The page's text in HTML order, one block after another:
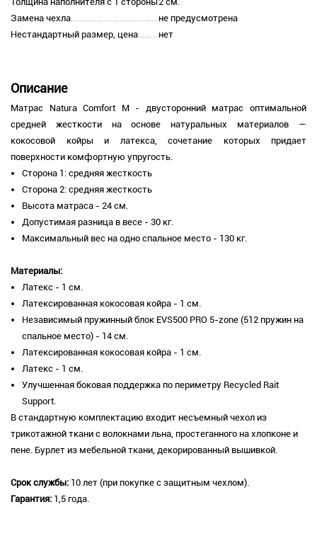
Замена чехла
не предусмотрена
Нестандартный размер, цена
нет
Описание
Матрас Natura Comfort М - двусторонний матрас оптимальной
средней жесткости на основе натуральных материалов —
кокосовой койры и латекса, сочетание которых придает
поверхности комфортную упругость.
Сторона 1: средняя жесткость
Сторона 2: средняя жесткость
Высота матраса - 24 см.
Допустимая разница в весе - 30 кг.
Максимальный вес на одно спальное место - 130 кг.
Материалы:
Латекс - 1 см.
Латексированная кокосовая койра - 1 см.
Независимый пружинный блок EVS500 PRO 5-zone (512 пружин на
спальное место) - 14 см.
Латексированная кокосовая койра - 1 см.
Латекс - 1 см.
Улучшенная боковая поддержка по периметру Recycled Rait
Support.
В стандартную комплектацию входит несъемный чехол из
трикотажной ткани с волокнами льна, простеганного на хлопконе и
пене. Бурлет из мебельной ткани, декорированный вышивкой.
Срок службы: 10 лет (при покупке с защитным чехлом).
Гарантия: 1,5 года.